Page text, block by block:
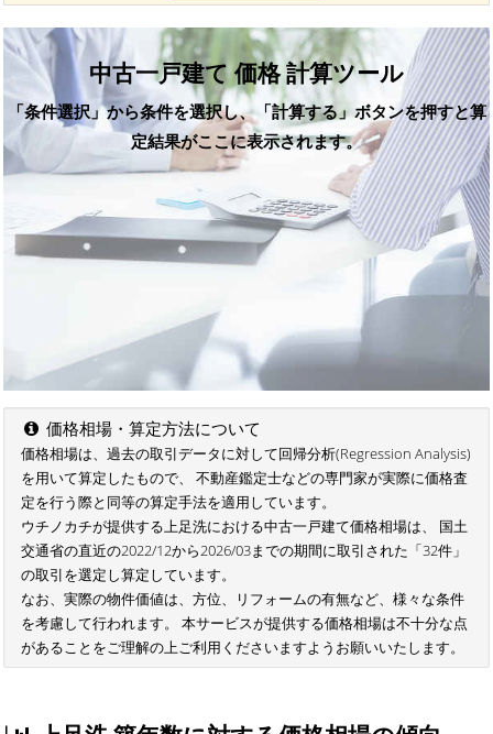
中古一戸建て 価格 計算ツール
「条件選択」から条件を選択し、「計算する」ボタンを押すと算
定結果がここに表示されます。
価格相場・算定方法について
価格相場は、過去の取引データに対して回帰分析(Regression Analysis)
を用いて算定したもので、 不動産鑑定士などの専門家が実際に価格査
定を行う際と同等の算定手法を適用しています。
ウチノカチが提供する上足洗における中古一戸建て価格相場は、 国土
交通省の直近の2022/12から2026/03までの期間に取引された「32件」
の取引を選定し算定しています。
なお、実際の物件価値は、方位、リフォームの有無など、様々な条件
を考慮して行われます。 本サービスが提供する価格相場は不十分な点
があることをご理解の上ご利用くださいますようお願いいたします。